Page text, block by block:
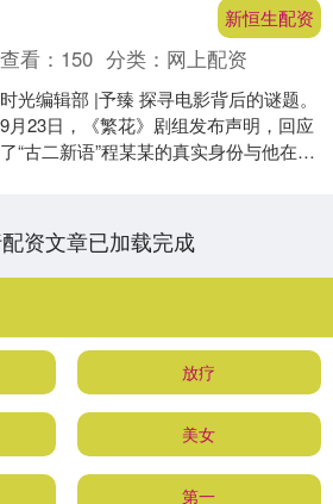
新恒生配资
查看： 150 分类： 网上配资
时光编辑部 |予臻 探寻电影背后的谜题。
9月23日，《繁花》剧组发布声明，回应
了“古二新语”程某某的真实身份与他在剧
资文章已加载完成
放疗
美女
第一